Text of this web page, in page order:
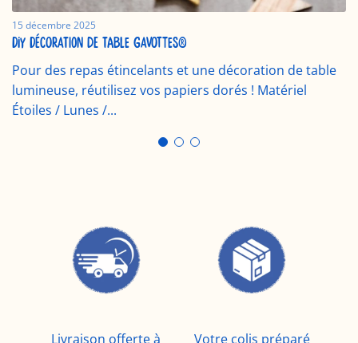
15 décembre 2025
DIY DÉCORATION DE TABLE GAVOTTES®
Pour des repas étincelants et une décoration de table
lumineuse, réutilisez vos papiers dorés ! Matériel
Étoiles / Lunes /...
Livraison offerte à
Votre colis préparé